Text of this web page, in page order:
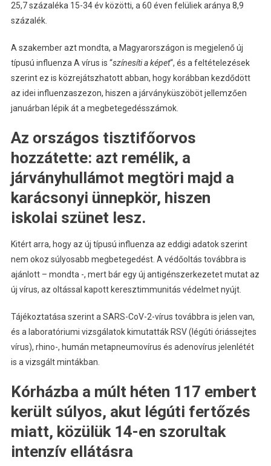
25,7 százaléka 15-34 év közötti, a 60 éven felüliek aránya 8,9
százalék.
A szakember azt mondta, a Magyarországon is megjelenő új
típusú influenza A vírus is “színesíti a képet“, és a feltételezések
szerint ez is közrejátszhatott abban, hogy korábban kezdődött
az idei influenzaszezon, hiszen a járványküszöböt jellemzően
januárban lépik át a megbetegedésszámok.
Az országos tisztifőorvos
hozzátette: azt remélik, a
járványhullámot megtöri majd a
karácsonyi ünnepkör, hiszen
iskolai szünet lesz.
Kitért arra, hogy az új típusú influenza az eddigi adatok szerint
nem okoz súlyosabb megbetegedést. A védőoltás továbbra is
ajánlott – mondta -, mert bár egy új antigénszerkezetet mutat az
új vírus, az oltással kapott keresztimmunitás védelmet nyújt.
Tájékoztatása szerint a SARS-CoV-2-vírus továbbra is jelen van,
és a laboratóriumi vizsgálatok kimutatták RSV (légúti óriássejtes
vírus), rhino-, humán metapneumovírus és adenovírus jelenlétét
is a vizsgált mintákban.
Kórházba a múlt héten 117 embert
került súlyos, akut légúti fertőzés
miatt, közülük 14-en szorultak
intenzív ellátásra